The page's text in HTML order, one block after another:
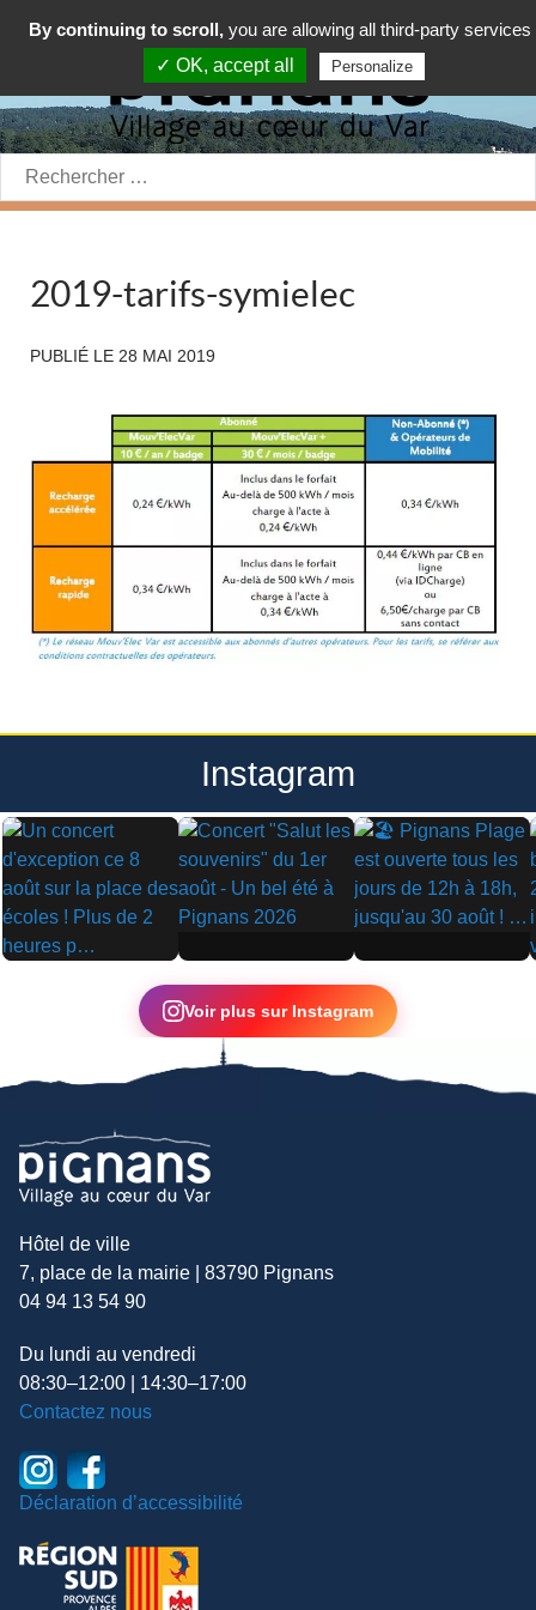
Rechercher:
2019-tarifs-symielec
PUBLIÉ LE 28 MAI 2019
Instagram
▶
▶ ▶
Voir plus sur Instagram
Hôtel de ville
7, place de la mairie | 83790 Pignans
04 94 13 54 90
Du lundi au vendredi
08:30–12:00 | 14:30–17:00
Contactez nous
Déclaration d’accessibilité
By continuing to scroll, you are allowing all third-party services
✓ OK, accept all
Personalize